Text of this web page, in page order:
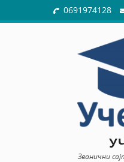
to
0691974128
Званични